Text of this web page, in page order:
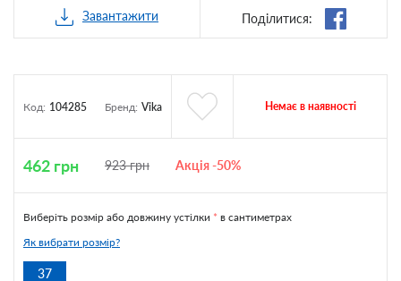
Завантажити Поділитися:
Код: 104285 Бренд: Vika Немає в наявності
462 грн 923грн Акція -50%
Виберіть розмір або довжину устілки * в сантиметрах
Як вибрати розмір?
37